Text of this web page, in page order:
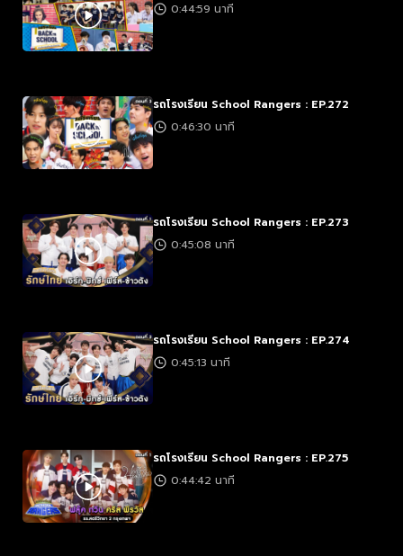
0:44:59 นาที
รถโรงเรียน School Rangers : EP.272
0:46:30 นาที
รถโรงเรียน School Rangers : EP.273
0:45:08 นาที
รถโรงเรียน School Rangers : EP.274
0:45:13 นาที
รถโรงเรียน School Rangers : EP.275
0:44:42 นาที